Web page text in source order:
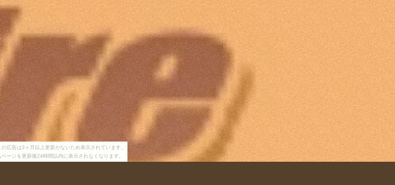
広告は3ヶ月以上更新がないため表示されています。
ページを更新後24時間以内に表示されなくなります。